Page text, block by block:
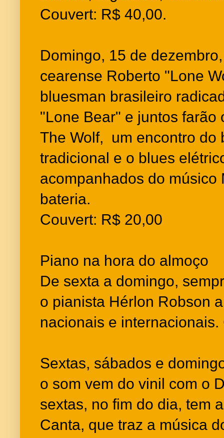
Couvert: R$ 40,00.
Domingo, 15 de
cearense Roberto "Lone
bluesman brasileiro
"Lone Bear" e juntos farão
The Wolf, um encontro do
tradicional e o blues
acompanhados do músico
bateria.
Couvert: R$ 20,00
Piano na hora do almoço
De sexta a domingo,
o pianista Hérlon Robson
nacionais e
Sextas, sábados e
o som vem do vinil com o
sextas, no fim do dia, tem
Canta, que traz a música